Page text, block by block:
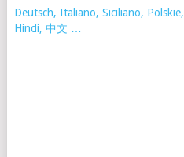
Deutsch, Italiano, Siciliano, Polskie,
Hindi, 中文 …